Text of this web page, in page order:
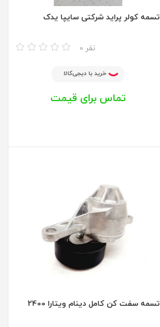
تسمه کولر پراید شرکتی سایپا یدک
0 نفر
خرید با دیجی‌کالا
تماس برای قیمت
تسمه سفت کن کامل دینام ویتارا 2400